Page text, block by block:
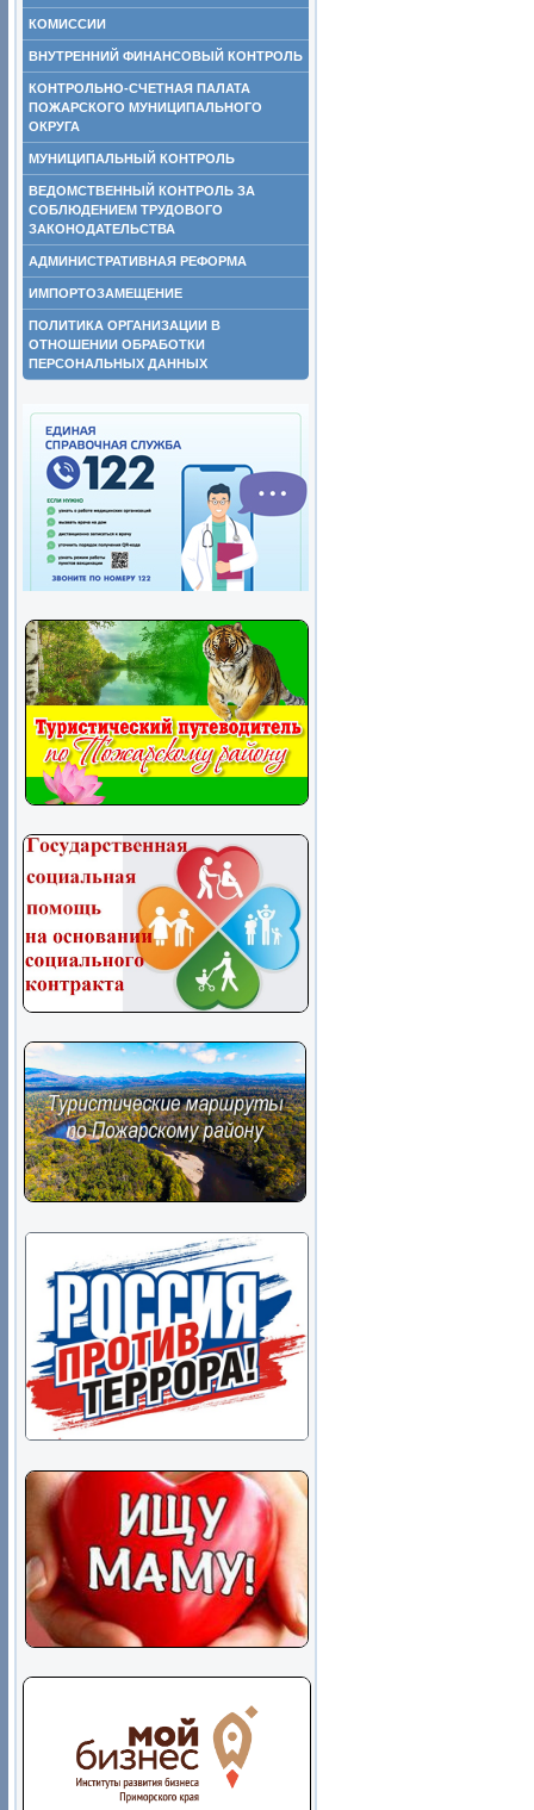
КОМИССИИ
ВНУТРЕННИЙ ФИНАНСОВЫЙ КОНТРОЛЬ
КОНТРОЛЬНО-СЧЕТНАЯ ПАЛАТА
ПОЖАРСКОГО МУНИЦИПАЛЬНОГО
ОКРУГА
МУНИЦИПАЛЬНЫЙ КОНТРОЛЬ
ВЕДОМСТВЕННЫЙ КОНТРОЛЬ ЗА
СОБЛЮДЕНИЕМ ТРУДОВОГО
ЗАКОНОДАТЕЛЬСТВА
АДМИНИСТРАТИВНАЯ РЕФОРМА
ИМПОРТОЗАМЕЩЕНИЕ
ПОЛИТИКА ОРГАНИЗАЦИИ В
ОТНОШЕНИИ ОБРАБОТКИ
ПЕРСОНАЛЬНЫХ ДАННЫХ